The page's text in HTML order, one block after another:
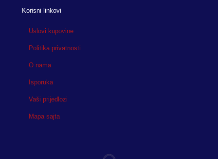
Korisni linkovi
Uslovi kupovine
Politika privatnosti
O nama
Isporuka
Vaši prijedlozi
Mapa sajta